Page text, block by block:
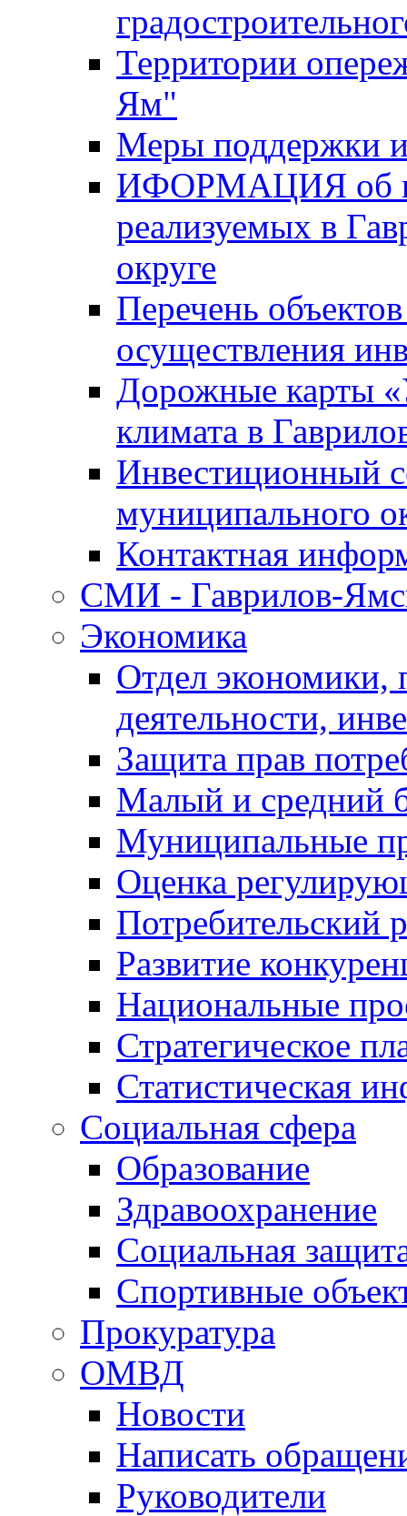
Территории
Ям"
Меры поддержки
ИФОРМАЦИЯ об
реализуемых в
округе
Перечень
осуществления
Дорожные карты
климата в
Инвестиционный
муниципального
Контактная
СМИ - Гаврилов-
Экономика
Отдел экономики,
деятельности,
Защита прав
Малый и средний
Муниципальные
Оценка
Потребительский
Развитие
Национальные
Стратегическое
Статистическая
Социальная сфера
Образование
Здравоохранение
Социальная
Спортивные
Прокуратура
ОМВД
Новости
Написать
Руководители